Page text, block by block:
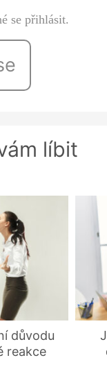
se přihlásit.
líbit
důvodu
reakce